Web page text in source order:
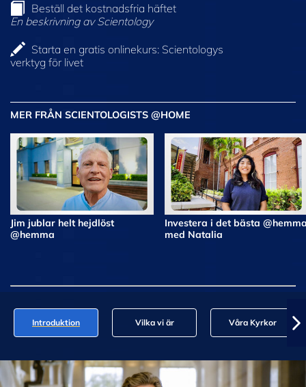
Beställ det kostnadsfria häftet
En beskrivning av Scientology
Starta en gratis onlinekurs: Scientologys
verktyg för livet
MER FRÅN SCIENTOLOGISTS @HOME
Jim jublar helt hejdlöst
@hemma
Investera i det bästa
med Natalia
Introduktion Vilka vi är Våra Kyrkor